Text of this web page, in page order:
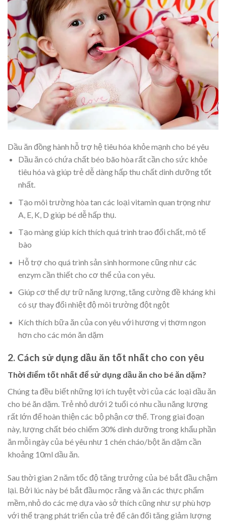
Dầu ăn đồng hành hỗ trợ hệ tiêu hóa khỏe mạnh cho bé yêu
Dầu ăn có chứa chất béo bão hòa rất cần cho sức khỏe
tiêu hóa và giúp trẻ dễ dàng hấp thu chất dinh dưỡng tốt
nhất.
Tạo môi trường hòa tan các loại vitamin quan trọng như
A, E, K, D giúp bé dễ hấp thụ.
Tạo màng giúp kích thích quá trình trao đổi chất, mô tế
bào
Hỗ trợ cho quá trình sản sinh hormone cũng như các
enzym cần thiết cho cơ thể của con yêu.
Giúp cơ thể dự trữ năng lượng, tăng cường đề kháng khi
có sự thay đổi nhiệt độ môi trường đột ngột
Kích thích bữa ăn của con yêu với hương vị thơm ngon
hơn cho các món ăn dặm
2. Cách sử dụng dầu ăn tốt nhất cho con yêu
Thời điểm tốt nhất để sử dụng dầu ăn cho bé ăn dặm?
Chúng ta đều biết những lợi ích tuyệt vời của các loại dầu ăn
cho bé ăn dặm. Trẻ nhỏ dưới 2 tuổi có nhu cầu năng lượng
rất lớn để hoàn thiện các bộ phận cơ thể. Trong giai đoạn
này, lượng chất béo chiếm 30% dinh dưỡng trong khẩu phần
ăn mỗi ngày của bé yêu như 1 chén cháo/bột ăn dặm cần
khoảng 10ml dầu ăn.
Sau thời gian 2 năm tốc độ tăng trưởng của bé bắt đầu chậm
lại. Bởi lúc này bé bắt đầu mọc răng và ăn các thực phẩm
mềm, nhỏ do các mẹ dựa vào sở thích cũng như sự phù hợp
với thể trạng phát triển của trẻ để cân đối tăng giảm lượng